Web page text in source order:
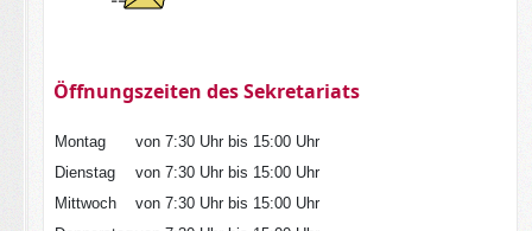
Öffnungszeiten des Sekretariats
Montag
von 7:30 Uhr bis 15:00 Uhr
Dienstag
von 7:30 Uhr bis 15:00 Uhr
Mittwoch
von 7:30 Uhr bis 15:00 Uhr